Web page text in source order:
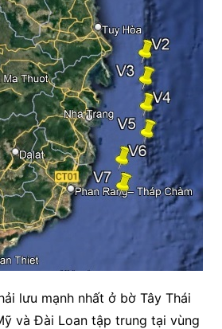
lưu mạnh nhất ở bờ Tây Thái
và Đài Loan tập trung tại vùng